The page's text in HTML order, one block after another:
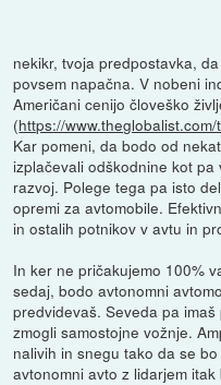
nekikr, tvoja predpostavka,
povsem napačna. V nobeni
Američani cenijo človeško
(https://
Kar pomeni, da bodo od
izplačevali odškodnine kot
razvoj. Polege tega pa isto
opremi za avtomobile.
in ostalih potnikov v avtu in
In ker ne pričakujemo 100%
sedaj, bodo avtonomni
predvidevaš. Seveda pa
zmogli samostojne vožnje.
nalivih in snegu tako da se
avtonomni avto z lidarjem